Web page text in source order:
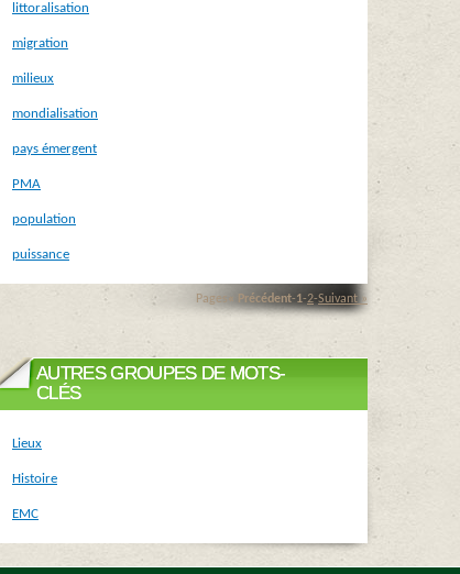
littoralisation
migration
milieux
mondialisation
pays émergent
PMA
population
puissance
Pages « Précédent-1-2-Suivant »
AUTRES GROUPES DE MOTS-
CLÉS
Lieux
Histoire
EMC